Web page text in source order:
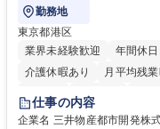
勤務地
東京都港区
業界未経験歓迎
年間休
介護休暇あり
月平均残
在宅OK
賞与あり
駅近5分以内
土日祝休み
仕事の内容
企業名 三井物産都市開発株式会社 求人名 【営業事務】業務